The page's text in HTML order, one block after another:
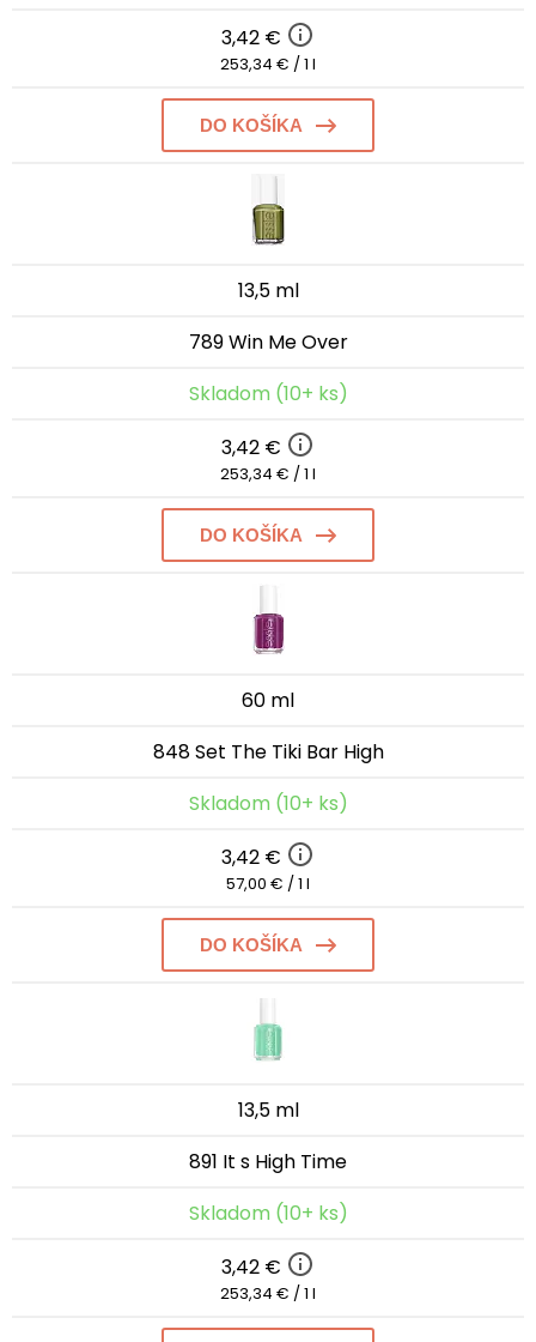
3,42 €
253,34 € / 1 l
DO KOŠÍKA
13,5 ml
789 Win Me Over
Skladom (10+ ks)
3,42 €
253,34 € / 1 l
DO KOŠÍKA
60 ml
848 Set The Tiki Bar High
Skladom (10+ ks)
3,42 €
57,00 € / 1 l
DO KOŠÍKA
13,5 ml
891 It s High Time
Skladom (10+ ks)
3,42 €
253,34 € / 1 l